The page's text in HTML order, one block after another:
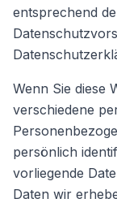
entsprechend
Wenn Sie diese
verschiedene
persönlich
vorliegende
Daten wir